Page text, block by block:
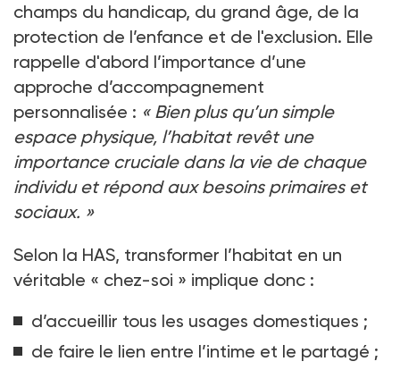
champs du handicap, du grand âge, de la
protection de l’enfance et de l'exclusion. Elle
rappelle d'abord l’importance d’une
approche d’accompagnement
personnalisée : « Bien plus qu’un simple
espace physique, l’habitat revêt une
importance cruciale dans la vie de chaque
individu et répond aux besoins primaires et
sociaux. »
Selon la HAS, transformer l’habitat en un
véritable « chez-soi » implique donc :
d’accueillir tous les usages domestiques ;
de faire le lien entre l’intime et le partagé ;